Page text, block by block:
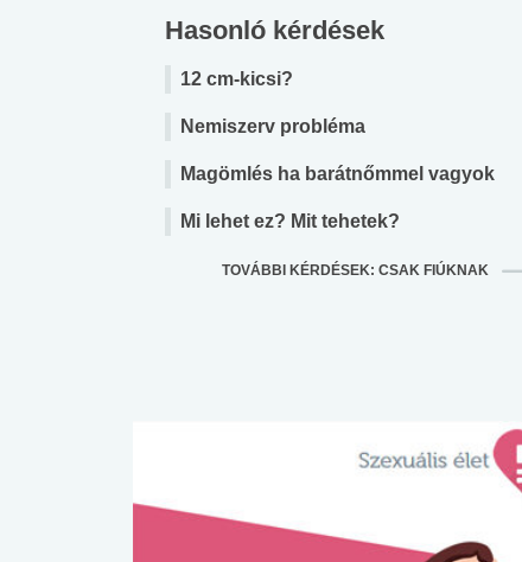
Hasonló kérdések
12 cm-kicsi?
Nemiszerv probléma
Magömlés ha barátnőmmel vagyok
Mi lehet ez? Mit tehetek?
TOVÁBBI KÉRDÉSEK: CSAK FIÚKNAK